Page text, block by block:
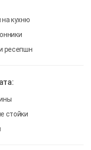
на кухню
ресепшн
стойки